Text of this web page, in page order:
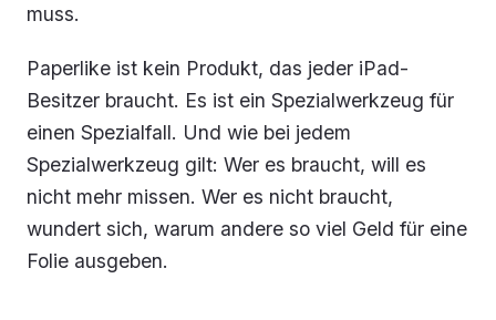
muss.
Paperlike ist kein Produkt, das jeder iPad-
Besitzer braucht. Es ist ein Spezialwerkzeug für
einen Spezialfall. Und wie bei jedem
Spezialwerkzeug gilt: Wer es braucht, will es
nicht mehr missen. Wer es nicht braucht,
wundert sich, warum andere so viel Geld für eine
Folie ausgeben.